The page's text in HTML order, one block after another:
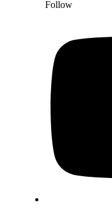
Follow